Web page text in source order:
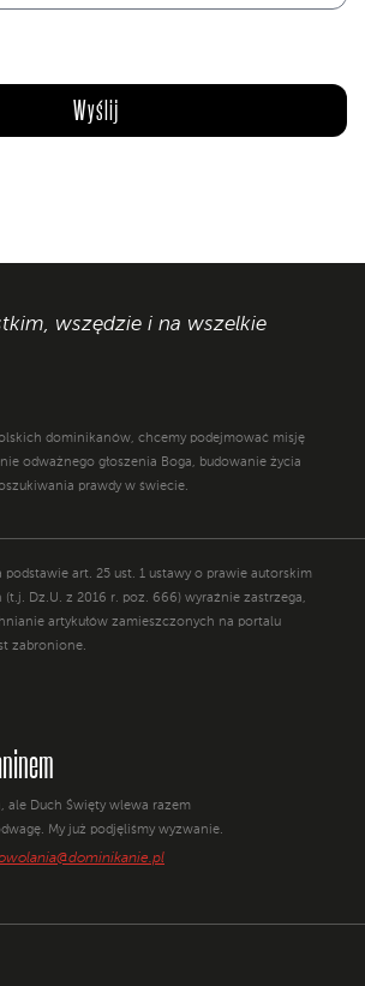
wszędzie i na wszelkie
dominikanów, chcemy podejmować misję
odważnego głoszenia Boga, budowanie życia
prawdy w świecie.
podstawie art. 25 ust. 1 ustawy o prawie autorskim
Dz.U. z 2016 r. poz. 666) wyraźnie zastrzega,
artykułów zamieszczonych na portalu
zabronione.
ale Duch Święty wlewa razem
My już podjęliśmy wyzwanie.